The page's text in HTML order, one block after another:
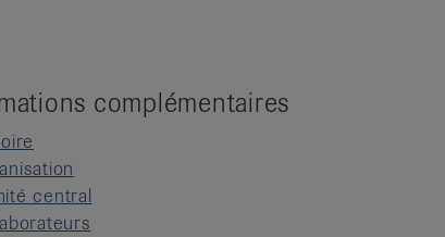
complémentaires
central